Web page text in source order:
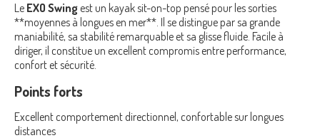
Le EXO Swing est un kayak sit-on-top pensé pour les sorties
**moyennes à longues en mer**. Il se distingue par sa grande
maniabilité, sa stabilité remarquable et sa glisse fluide. Facile à
diriger, il constitue un excellent compromis entre performance,
confort et sécurité.
Points forts
Excellent comportement directionnel, confortable sur longues
distances